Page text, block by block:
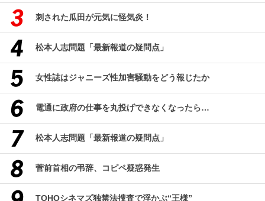
刺された瓜田が元気に怪気炎！
松本人志問題「最新報道の疑問点」
女性誌はジャニーズ性加害騒動をどう報じたか
電通に政府の仕事を丸投げできなくなったら…
松本人志問題「最新報道の疑問点」
菅前首相の弔辞、コピペ疑惑発生
TOHOシネマズ独禁法捜査で浮かぶ“王様”